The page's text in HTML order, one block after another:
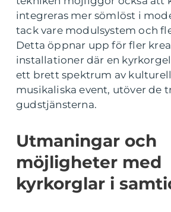
integreras mer sömlöst i
tack vare modulsystem och
Detta öppnar upp för fler
installationer där en
ett brett spektrum av
musikaliska event, utöver de
gudstjänsterna.
Utmaningar och
möjligheter med
kyrkorglar i